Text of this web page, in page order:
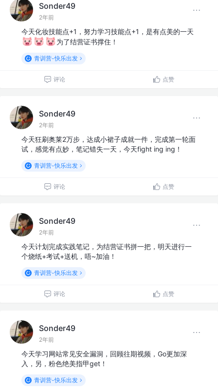
Sonder49
2年前
今天化妆技能点+1，努力学习技能点+1，是有点美的一天
为了结营证书撑住！
青训营-快乐出发
评论 点赞
Sonder49
2年前
今天狂刷奥莱2万步，达成小裙子成就一件，完成第一轮面
试，感觉有点妙，笔记错失一天，今天fight ing ing！
青训营-快乐出发
评论 点赞
Sonder49
2年前
今天计划完成实践笔记，为结营证书拼一把，明天进行一
个烧纸+考试+送机，唔~加油！
青训营-快乐出发
评论 点赞
Sonder49
2年前
今天学习网站常见安全漏洞，回顾往期视频，Go更加深
入，另，粉色绝美指甲get！
青训营-快乐出发